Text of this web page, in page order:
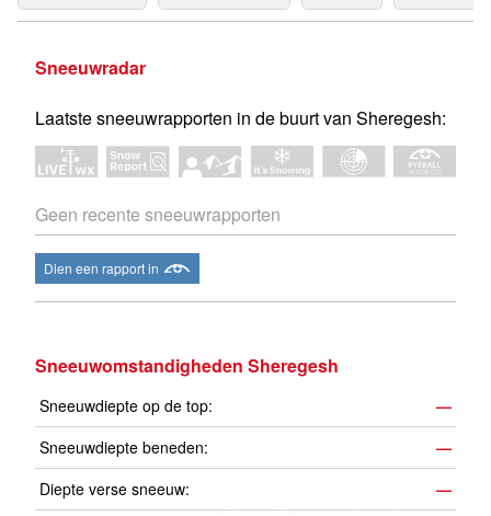
Sneeuwradar
Laatste sneeuwrapporten in de buurt van Sheregesh:
Geen recente sneeuwrapporten
Dien een rapport in
Sneeuwomstandigheden Sheregesh
Sneeuwdiepte op de top:
—
Sneeuwdiepte beneden:
—
Diepte verse sneeuw:
—